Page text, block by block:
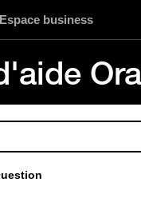
Espace business